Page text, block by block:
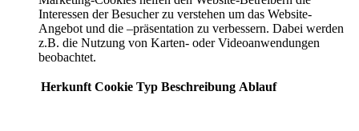
Interessen der Besucher zu verstehen um das Website-
Angebot und die –präsentation zu verbessern. Dabei werden
z.B. die Nutzung von Karten- oder Videoanwendungen
beobachtet.
Herkunft Cookie Typ Beschreibung Ablauf